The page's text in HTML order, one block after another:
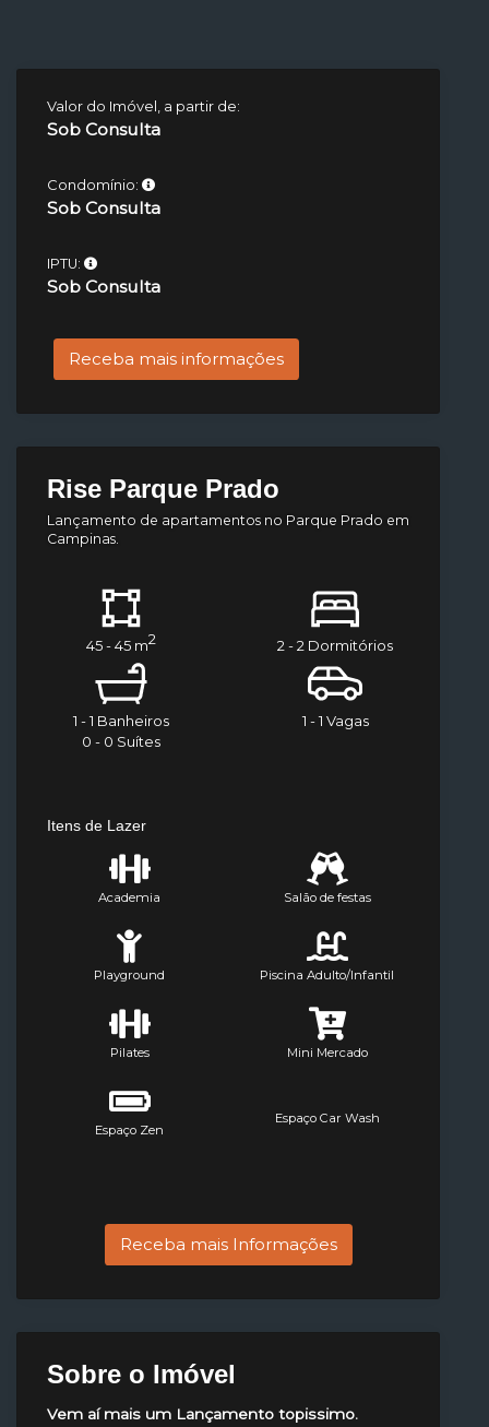
Rise Parque Prado
Lançamento de apartamentos no Parque Prado em
Campinas.
45 - 45 m2 2 - 2 Dormitórios
1 - 1 Banheiros
0 - 0 Suítes
1 - 1 Vagas
Itens de Lazer
Academia Salão de festas
Playground Piscina Adulto/Infantil
Pilates Mini Mercado
Espaço Zen
Espaço Car Wash
Receba mais Informações
Sobre o Imóvel
Vem aí mais um Lançamento topissimo.
Valor do Imóvel, a partir de:
Sob Consulta
Condomínio:
Sob Consulta
IPTU:
Sob Consulta
Receba mais informações